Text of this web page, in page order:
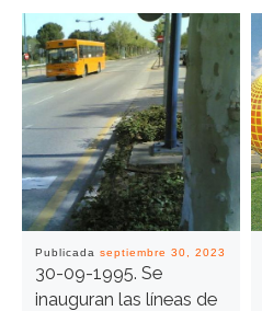
Publicada septiembre 30, 2023
30-09-1995. Se
inauguran las líneas de